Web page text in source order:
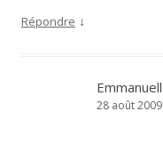
Répondre ↓
28 août